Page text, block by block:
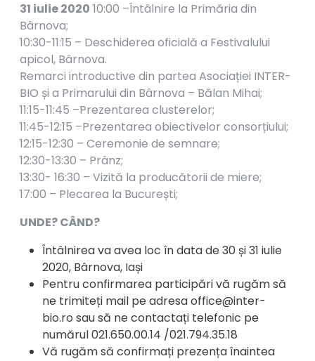
31 iulie 2020 10:00 –Întâlnire la Primăria din
Bârnova;
10:30-11:15 – Deschiderea oficială a Festivalului
apicol, Bârnova.
Remarci introductive din partea Asociației INTER-
BIO și a Primarului din Bârnova – Bălan Mihai;
11:15-11:45 –Prezentarea clusterelor;
11:45-12:15 –Prezentarea obiectivelor consorțiului;
12:15-12:30 – Ceremonie de semnare;
12:30-13:30 – Prânz;
13:30- 16:30 – Vizită la producătorii de miere;
17:00 – Plecarea la București;
UNDE? CÂND?
Întâlnirea va avea loc în data de 30 și 31 iulie
2020, Bârnova, Iași
Pentru confirmarea participări vă rugăm să
ne trimiteți mail pe adresa office@inter-
bio.ro sau să ne contactați telefonic pe
numărul 021.650.00.14 /021.794.35.18
Vă rugăm să confirmați prezența înaintea